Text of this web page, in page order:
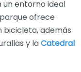
un entorno ideal
ofrece
bicicleta, además
y laCatedral